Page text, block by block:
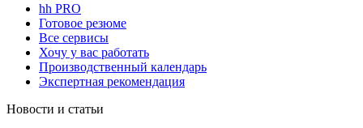
hh PRO
Готовое резюме
Все сервисы
Хочу у вас работать
Производственный календарь
Экспертная рекомендация
Новости и статьи